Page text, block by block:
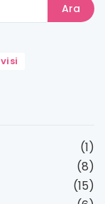
Ara
(1)
(8)
(15)